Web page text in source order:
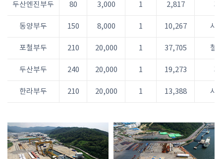
두산엔진부두 80 3,000 1 2,817
동양부두 150 8,000 1 10,267 시
포철부두 210 20,000 1 37,705 철
두산부두 240 20,000 1 19,273
한라부두 210 20,000 1 13,388 시